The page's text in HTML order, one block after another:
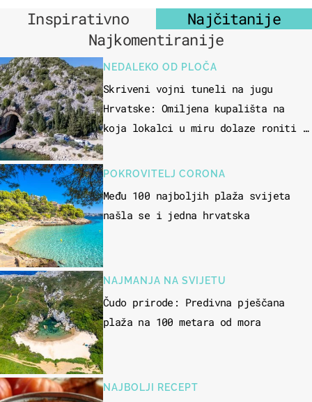
Inspirativno
Najčitanije
Najkomentiranije
NEDALEKO OD PLOČA
Skriveni vojni tuneli na jugu
Hrvatske: Omiljena kupališta na
koja lokalci u miru dolaze roniti i
POKROVITELJ CORONA
Među 100 najboljih plaža svijeta
našla se i jedna hrvatska
NAJMANJA NA SVIJETU
Čudo prirode: Predivna pješčana
plaža na 100 metara od mora
NAJBOLJI RECEPT